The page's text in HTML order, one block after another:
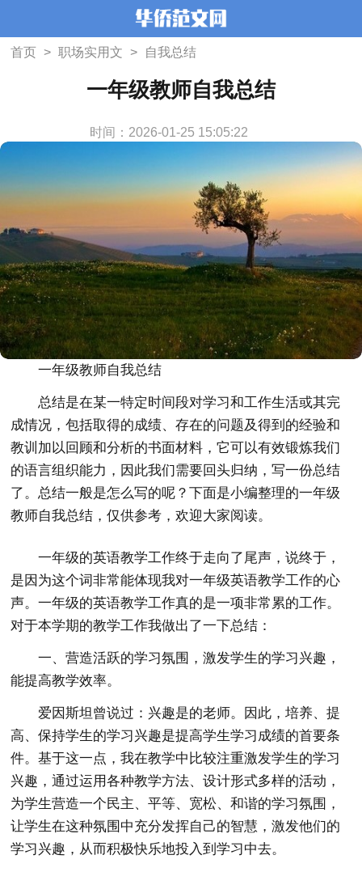
首页 > 职场实用文 > 自我总结
一年级教师自我总结
时间：2026-01-25 15:05:22
一年级教师自我总结
总结是在某一特定时间段对学习和工作生活或其完
成情况，包括取得的成绩、存在的问题及得到的经验和
教训加以回顾和分析的书面材料，它可以有效锻炼我们
的语言组织能力，因此我们需要回头归纳，写一份总结
了。总结一般是怎么写的呢？下面是小编整理的一年级
教师自我总结，仅供参考，欢迎大家阅读。
一年级的英语教学工作终于走向了尾声，说终于，
是因为这个词非常能体现我对一年级英语教学工作的心
声。一年级的英语教学工作真的是一项非常累的工作。
对于本学期的教学工作我做出了一下总结：
一、营造活跃的学习氛围，激发学生的学习兴趣，
能提高教学效率。
爱因斯坦曾说过：兴趣是的老师。因此，培养、提
高、保持学生的学习兴趣是提高学生学习成绩的首要条
件。基于这一点，我在教学中比较注重激发学生的学习
兴趣，通过运用各种教学方法、设计形式多样的活动，
为学生营造一个民主、平等、宽松、和谐的学习氛围，
让学生在这种氛围中充分发挥自己的智慧，激发他们的
学习兴趣，从而积极快乐地投入到学习中去。